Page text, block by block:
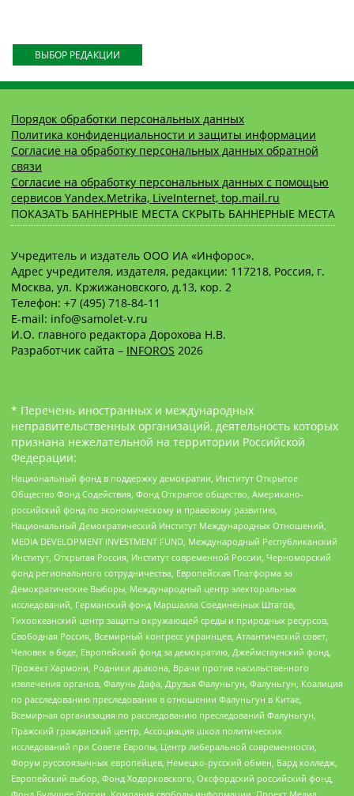
ВЫБОР РЕДАКЦИИ
Порядок обработки персональных данных
Политика конфиденциальности и защиты информации
Согласие на обработку персональных данных обратной
связи
Согласие на обработку персональных данных с помощью
сервисов Yandex.Metrika, LiveInternet, top.mail.ru
ПОКАЗАТЬ БАННЕРНЫЕ МЕСТА СКРЫТЬ БАННЕРНЫЕ МЕСТА
Учредитель и издатель ООО ИА «Инфорос».
Адрес учредителя, издателя, редакции: 117218, Россия, г.
Москва, ул. Кржижановского, д.13, кор. 2
Телефон: +7 (495) 718-84-11
E-mail: info@samolet-v.ru
И.О. главного редактора Дорохова Н.В.
Разработчик сайта – INFOROS 2026
* Перечень иностранных и международных
неправительственных организаций, деятельность которых
признана нежелательной на территории Российской
Федерации:
Национальный фонд в поддержку демократии, Институт Открытое
Общество Фонд Содействия, Фонд Открытое общество, Американо-
российский фонд по экономическому и правовому развитию,
Национальный Демократический Институт Международных Отношений,
MEDIA DEVELOPMENT INVESTMENT FUND, Международный Республиканский
Институт, Открытая Россия, Институт современной России, Черноморский
фонд регионального сотрудничества, Европейская Платформа за
Демократические Выборы, Международный центр электоральных
исследований, Германский фонд Маршалла Соединенных Штатов,
Тихоокеанский центр защиты окружающей среды и природных ресурсов,
Свободная Россия, Всемирный конгресс украинцев, Атлантический совет,
Человек в беде, Европейский фонд за демократию, Джеймстаунский фонд,
Прожект Хармони, Родники дракона, Врачи против насильственного
извлечения органов, Фалунь Дафа, Друзья Фалуньгун, Фалуньгун, Коалиция
по расследованию преследования в отношении Фалуньгун в Китае,
Всемирная организация по расследованию преследований Фалуньгун,
Пражский гражданский центр, Ассоциация школ политических
исследований при Совете Европы, Центр либеральной современности,
Форум русскоязычных европейцев, Немецко-русский обмен, Бард колледж,
Европейский выбор, Фонд Ходорковского, Оксфордский российский фонд,